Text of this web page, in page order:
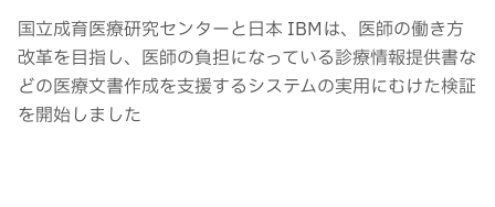
国立成育医療研究センターと日本 IBMは、医師の働き方
改革を目指し、医師の負担になっている診療情報提供書な
どの医療文書作成を支援するシステムの実用にむけた検証
を開始しました